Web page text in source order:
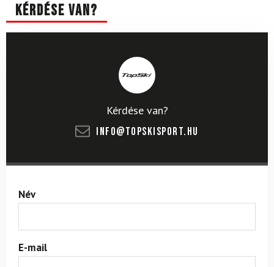
Kérdése van?
Kérdése van?
info@topskisport.hu
Név
E-mail